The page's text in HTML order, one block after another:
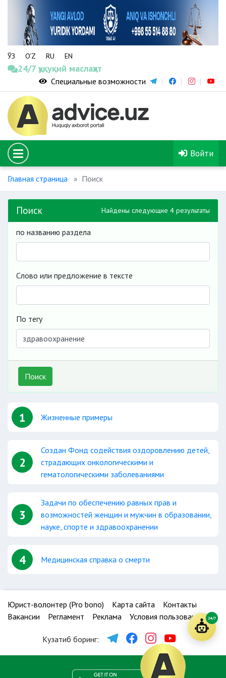
ЎЗ O‘Z RU EN
24/7 ҳуқуқий маслаҳат
Специальные возможности
Войти
Главная страница Поиск
Поиск Найдены следующие 4 результаты
по названию раздела
Слово или предложение в тексте
По тегу
Поиск
1 Жизненные примеры
2
Создан Фонд содействия оздоровлению детей,
страдающих онкологическими и
гематологическими заболеваниями
3
Задачи по обеспечению равных прав и
возможностей женщин и мужчин в образовании,
науке, спорте и здравоохранении
4 Медицинская справка о смерти
Юрист-волонтер (Pro bono) Карта сайта
Контакты
Вакансии
Регламент Реклама Условия пользования
Кузатиб боринг:
24/7